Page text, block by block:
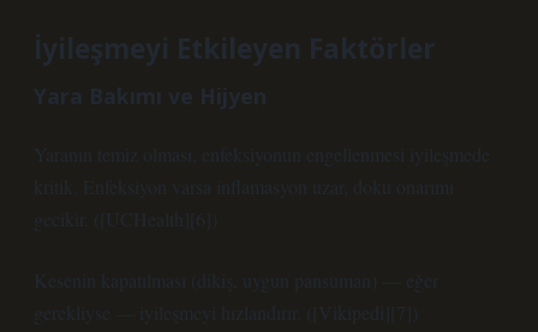
İyileşmeyi Etkileyen Faktörler
Yara Bakımı ve Hijyen
Yaranın temiz olması, enfeksiyonun engellenmesi iyileşmede
kritik. Enfeksiyon varsa inflamasyon uzar, doku onarımı
gecikir. ([UCHealth][6])
Kesenin kapatılması (dikiş, uygun pansuman) — eğer
gerekliyse — iyileşmeyi hızlandırır. ([Vikipedi][7])